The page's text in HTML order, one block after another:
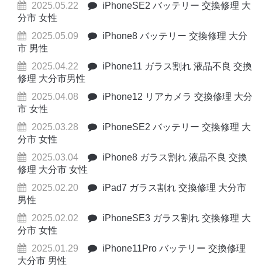
2025.05.22
iPhoneSE2 バッテリー 交換修理 大
分市 女性
2025.05.09
iPhone8 バッテリー 交換修理 大分
市 男性
2025.04.22
iPhone11 ガラス割れ 液晶不良 交換
修理 大分市男性
2025.04.08
iPhone12 リアカメラ 交換修理 大分
市 女性
2025.03.28
iPhoneSE2 バッテリー 交換修理 大
分市 女性
2025.03.04
iPhone8 ガラス割れ 液晶不良 交換
修理 大分市 女性
2025.02.20
iPad7 ガラス割れ 交換修理 大分市
男性
2025.02.02
iPhoneSE3 ガラス割れ 交換修理 大
分市 女性
2025.01.29
iPhone11Pro バッテリー 交換修理
大分市 男性